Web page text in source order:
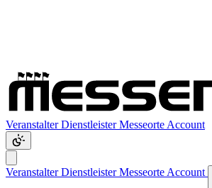
VeranstalterDienstleisterMesseorte Account
VeranstalterDienstleisterMesseorte Account